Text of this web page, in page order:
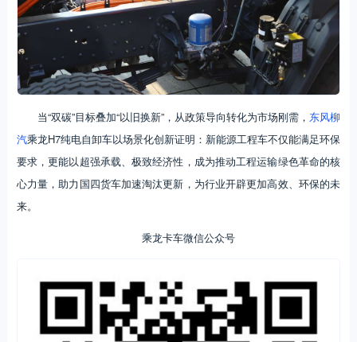
当“双碳”目标叠加“以旧换新”，从政策导向转化为市场刚需， 东风柳
汽乘龙H7纯电自卸车以场景化创新证明：新能源工程车不仅能满足环保
要求，更能以超强承载、极致经济性，成为推动工程运输绿色革命的核
心力量，助力国四货车加速淘汰更新，为行业开辟更加高效、环保的未
来。
乘龙卡车微信公众号